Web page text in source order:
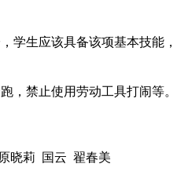
学生应该具备该项基本技能，
，禁止使用劳动工具打闹等。
晓莉 国云 翟春美